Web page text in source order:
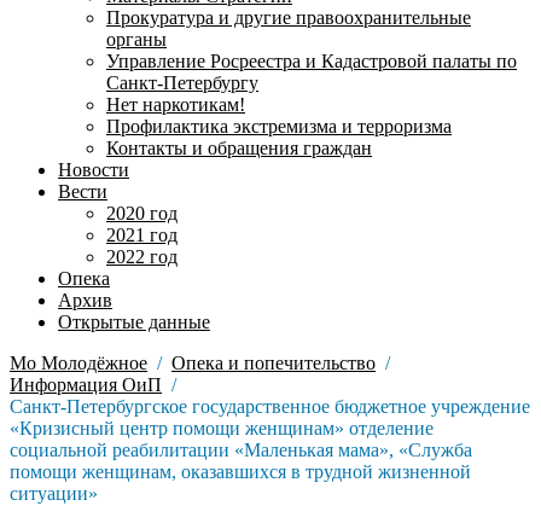
Прокуратура и другие правоохранительные
органы
Управление Росреестра и Кадастровой палаты по
Санкт-Петербургу
Нет наркотикам!
Профилактика экстремизма и терроризма
Контакты и обращения граждан
Новости
Вести
2020 год
2021 год
2022 год
Опека
Архив
Открытые данные
Мо Молодёжное
Опека и попечительство
Информация ОиП
Санкт-Петербургское государственное бюджетное учреждение
«Кризисный центр помощи женщинам» отделение
социальной реабилитации «Маленькая мама», «Служба
помощи женщинам, оказавшихся в трудной жизненной
ситуации»